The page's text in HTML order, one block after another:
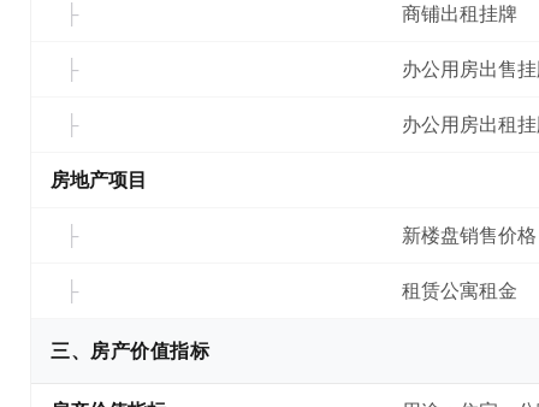
商铺出租挂牌
办公用房出售
办公用房出租
房地产项目
新楼盘销售价格
租赁公寓租金
三、房产价值指标